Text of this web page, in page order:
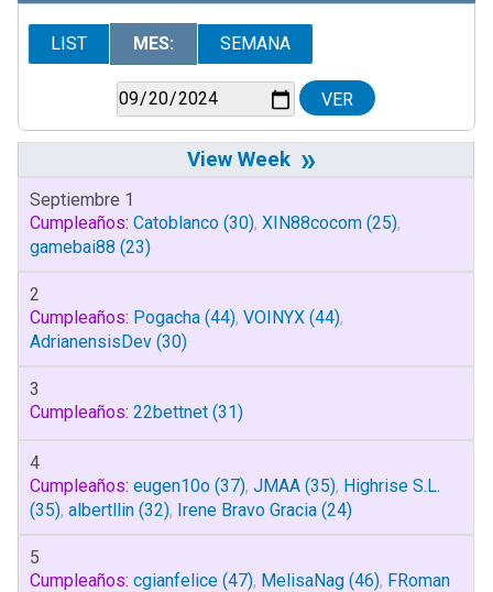
LIST MES: SEMANA
»
Septiembre 1
Cumpleaños: Catoblanco (30), XIN88cocom (25),
gamebai88 (23)
2
Cumpleaños: Pogacha (44), VOINYX (44),
AdrianensisDev (30)
3
Cumpleaños: 22bettnet (31)
4
Cumpleaños: eugen10o (37), JMAA (35), Highrise S.L.
(35), albertllin (32), Irene Bravo Gracia (24)
5
Cumpleaños: cgianfelice (47), MelisaNag (46), FRoman